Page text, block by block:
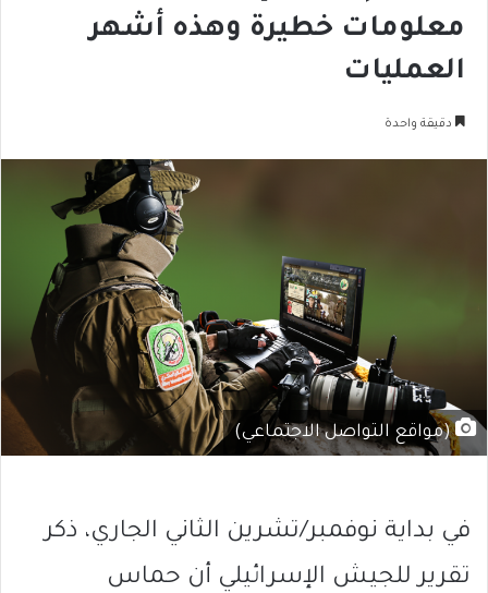
معلومات خطيرة وهذه أشهر
العمليات
دقيقة واحدة
(مواقع التواصل الاجتماعي)
في بداية نوفمبر/تشرين الثاني الجاري، ذكر
تقرير للجيش الإسرائيلي أن حماس